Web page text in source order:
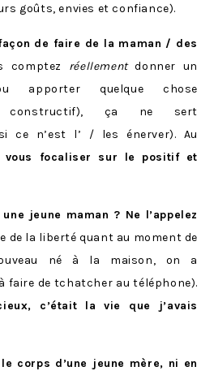
goûts, envies et confiance).
de faire de la maman / des
comptez réellementdonner un
apporter quelque chose
constructif), ça ne sert
ce n’est l’ / les énerver). Au
vous focaliser sur le positif et
jeune maman ? Ne l’appelez
de la liberté quant au moment de
né à la maison, on a
faire de tchatcher au téléphone).
c’était la vie que j’avais
corps d’une jeune mère, ni en